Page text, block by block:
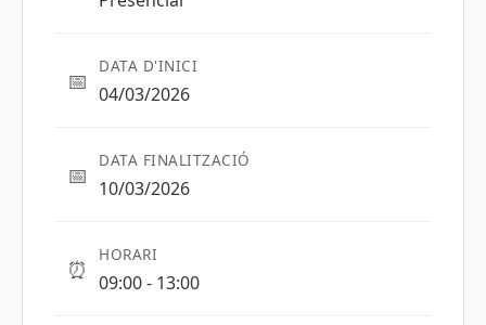
📅 DATA D'INICI
04/03/2026
📅 DATA FINALITZACIÓ
10/03/2026
⏰ HORARI
09:00 - 13:00